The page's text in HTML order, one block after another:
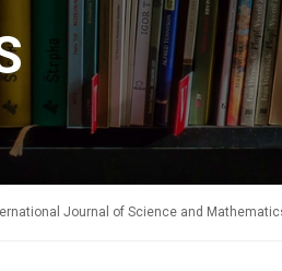
Journal of Science and